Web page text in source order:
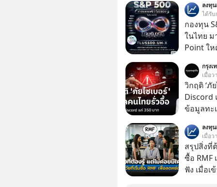
เข้าถือหุ้
เจ้าของ
ลงทุ
ได้รั
กองทุน
ในไทย ม
Point ใ
กรุงเ
เมื่อว
วิกฤติ ‘ภั
Discord
ข้อมูลทะ
350 บาท
ลงทุ
เมื่อว
สรุปสิ่งที่
ซื้อ RMF
ฟัง เมื่อเ